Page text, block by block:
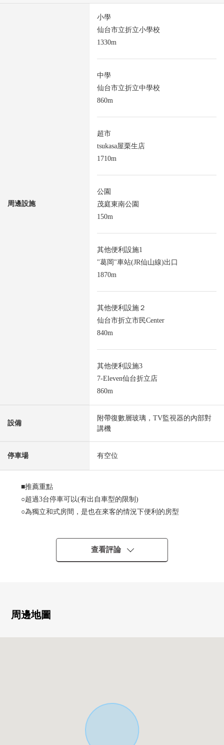
周邊設施
小學
仙台市立折立小學校
1330m
中學
仙台市立折立中學校
860m
超市
tsukasa屋栗生店
1710m
公園
茂庭東南公園
150m
其他便利設施1
"葛岡"車站(JR仙山線)出口
1870m
其他便利設施２
仙台市折立市民Center
840m
其他便利設施3
7-Eleven仙台折立店
860m
設備
附帶復數層玻璃，TV監視器的內部對
講機
停車場 有空位
■推薦重點
○超過3台停車可以(有出自車型的限制)
○為獨立和式房間，是也在來客的情況下便利的房型
○閒靜的住宅區
○水周圍正被解決，家務流跡線順利
○室內保守狀況良好
○仙台市折立市民Center步行11分鐘的約840m
○折立公園徒歩12分約910m
0MINISTOP仙台鄉6店步行17分鐘的約1330m
查看評論
周邊地圖